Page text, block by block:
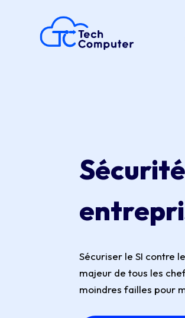
Sécuriser le SI contre
majeur de tous les
moindres failles pour